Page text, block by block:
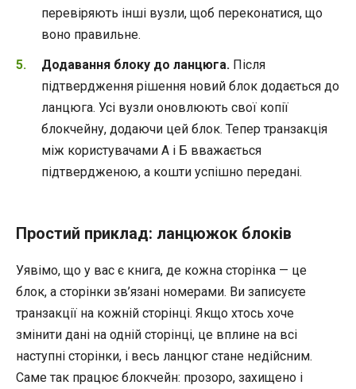
перевіряють інші вузли, щоб переконатися, що
воно правильне.
Додавання блоку до ланцюга. Після
підтвердження рішення новий блок додається до
ланцюга. Усі вузли оновлюють свої копії
блокчейну, додаючи цей блок. Тепер транзакція
між користувачами А і Б вважається
підтвердженою, а кошти успішно передані.
Простий приклад: ланцюжок блоків
Уявімо, що у вас є книга, де кожна сторінка — це
блок, а сторінки зв’язані номерами. Ви записуєте
транзакції на кожній сторінці. Якщо хтось хоче
змінити дані на одній сторінці, це вплине на всі
наступні сторінки, і весь ланцюг стане недійсним.
Саме так працює блокчейн: прозоро, захищено і